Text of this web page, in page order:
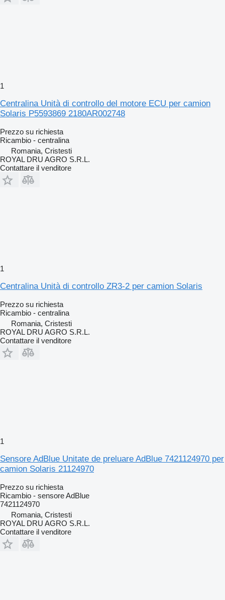
1
Centralina Unità di controllo del motore ECU per camion
Solaris P5593869 2180AR002748
Prezzo su richiesta
Ricambio - centralina
Romania, Cristesti
ROYAL DRU AGRO S.R.L.
Contattare il venditore
1
Centralina Unità di controllo ZR3-2 per camion Solaris
Prezzo su richiesta
Ricambio - centralina
Romania, Cristesti
ROYAL DRU AGRO S.R.L.
Contattare il venditore
1
Sensore AdBlue Unitate de preluare AdBlue 7421124970 per
camion Solaris 21124970
Prezzo su richiesta
Ricambio - sensore AdBlue
7421124970
Romania, Cristesti
ROYAL DRU AGRO S.R.L.
Contattare il venditore